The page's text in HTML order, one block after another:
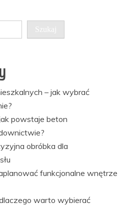
Szukaj
– jak wybrać
powstaje beton
obróbka dla
funkcjonalne wnętrze
warto wybierać